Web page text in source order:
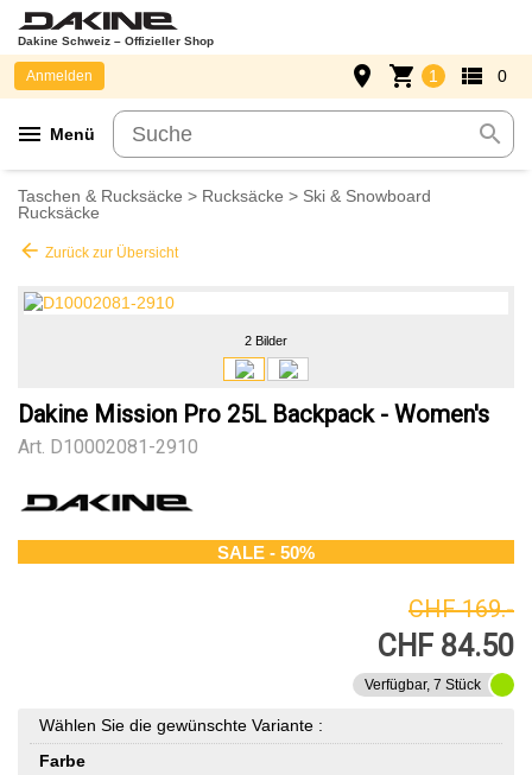
Dakine Schweiz – Offizieller Shop
menu Menü search
Anmelden place shopping_cart 1 view_list 0
Taschen & Rucksäcke > Rucksäcke > Ski & Snowboard
Rucksäcke
arrow_back Zurück zur Übersicht
2 Bilder
Dakine Mission Pro 25L Backpack - Women's
Art. D10002081-2910
SALE - 50%
CHF 169.-
CHF 84.50
Verfügbar, 7 Stück
Wählen Sie die gewünschte Variante :
Farbe